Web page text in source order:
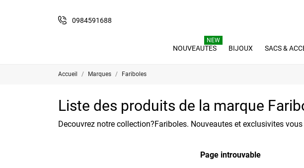
0984591688
NOUVEAUTES
NEW
BIJOUX SACS &
Accueil Marques Fariboles
Liste des produits de la marque
Decouvrez notre collection?Fariboles. Nouveautes et exclusivites
Page introuvable